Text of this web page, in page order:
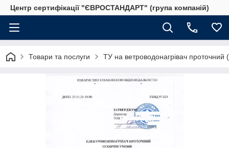
Центр сертифікації "ЄВРОСТАНДАРТ" (група компаній)
Товари та послуги ТУ на ветроводонагрівач проточний